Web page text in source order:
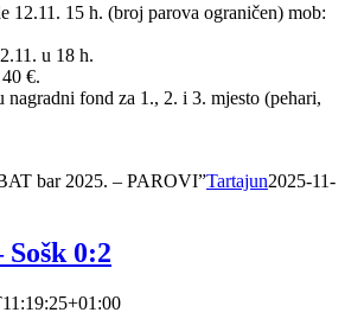
12.11. 15 h. (broj parova ograničen) mob:
u 18 h.
€.
nagradni fond za 1., 2. i 3. mjesto (pehari,
bar 2025. – PAROVI”Tartajun2025-11-
0:2